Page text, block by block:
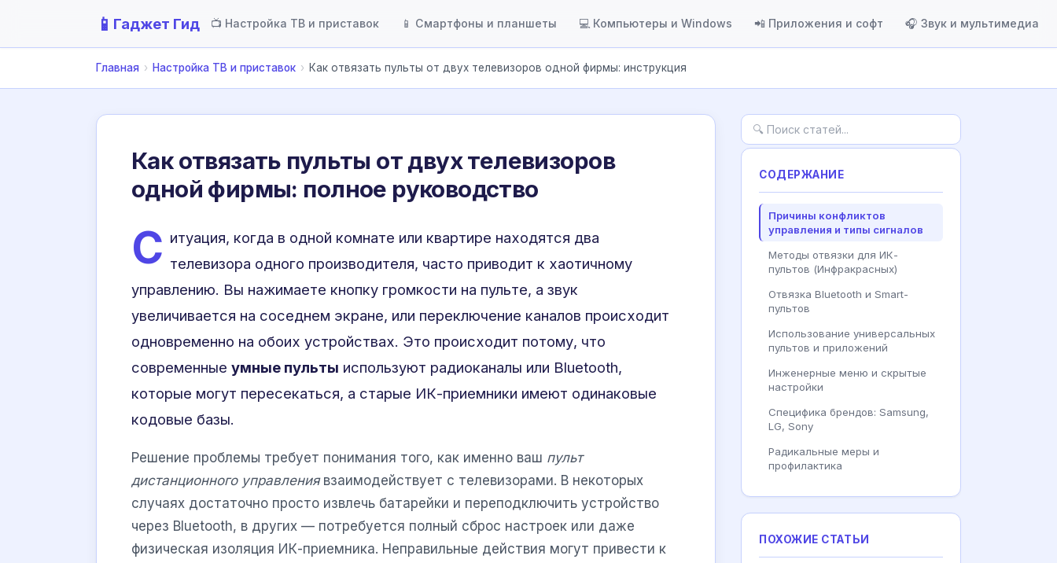
📱 Гаджет Гид 📺 Настройка ТВ и приставок 📱 Смартфоны и планшеты 💻 Компьютеры и Windows 📲 Приложения и софт 🎧 Звук и мультимедиа
Главная › Настройка ТВ и приставок › Как отвязать пульты от двух телевизоров одной фирмы: инструкция
Как отвязать пульты от двух телевизоров
одной фирмы: полное руководство
С итуация, когда в одной комнате или квартире находятся два
телевизора одного производителя, часто приводит к хаотичному
управлению. Вы нажимаете кнопку громкости на пульте, а звук
увеличивается на соседнем экране, или переключение каналов происходит
одновременно на обоих устройствах. Это происходит потому, что
современные умные пульты используют радиоканалы или Bluetooth,
которые могут пересекаться, а старые ИК-приемники имеют одинаковые
кодовые базы.
Решение проблемы требует понимания того, как именно ваш пульт
дистанционного управлениявзаимодействует с телевизорами. В некоторых
случаях достаточно просто извлечь батарейки и переподключить устройство
через Bluetooth, в других — потребуется полный сброс настроек или даже
физическая изоляция ИК-приемника. Неправильные действия могут привести к
СОДЕРЖАНИЕ
Причины конфликтов
управления и типы сигналов
Методы отвязки для ИК-
пультов (Инфракрасных)
Отвязка Bluetooth и Smart-
пультов
Использование универсальных
пультов и приложений
Инженерные меню и скрытые
настройки
Специфика брендов: Samsung,
LG, Sony
Радикальные меры и
профилактика
ПОХОЖИЕ СТАТЬИ